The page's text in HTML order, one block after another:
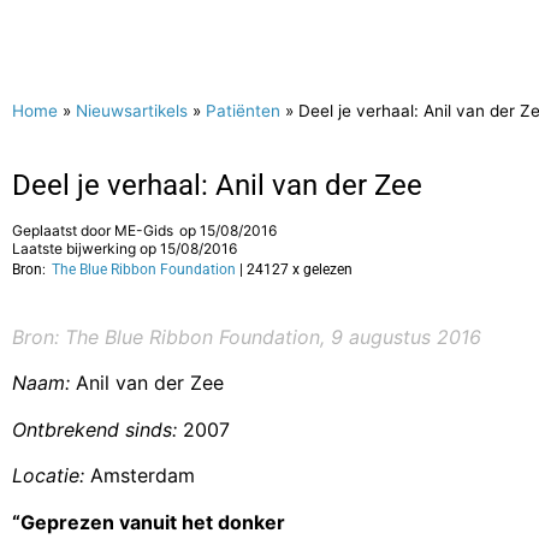
Home » Nieuwsartikels » Patiënten » Deel je verhaal: Anil van der
Deel je verhaal: Anil van der Zee
Geplaatst door ME-Gids op 15/08/2016
Laatste bijwerking op 15/08/2016
Bron: The Blue Ribbon Foundation | 24127 x gelezen
Bron: The Blue Ribbon Foundation, 9 augustus 2016
Naam: Anil van der Zee
Ontbrekend sinds: 2007
Locatie: Amsterdam
“Geprezen vanuit het donker